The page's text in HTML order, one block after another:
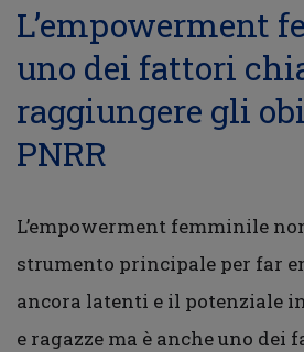
L’empowerment
uno dei fattori
raggiungere gli
PNRR
L’empowerment femminile
strumento principale per far
ancora latenti e il potenziale
e ragazze ma è anche uno dei